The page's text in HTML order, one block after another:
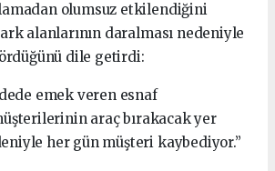
olumsuz etkilendiğini
alanlarının daralması nedeniyle
dile getirdi:
emek veren esnaf
araç bırakacak yer
her gün müşteri kaybediyor.”